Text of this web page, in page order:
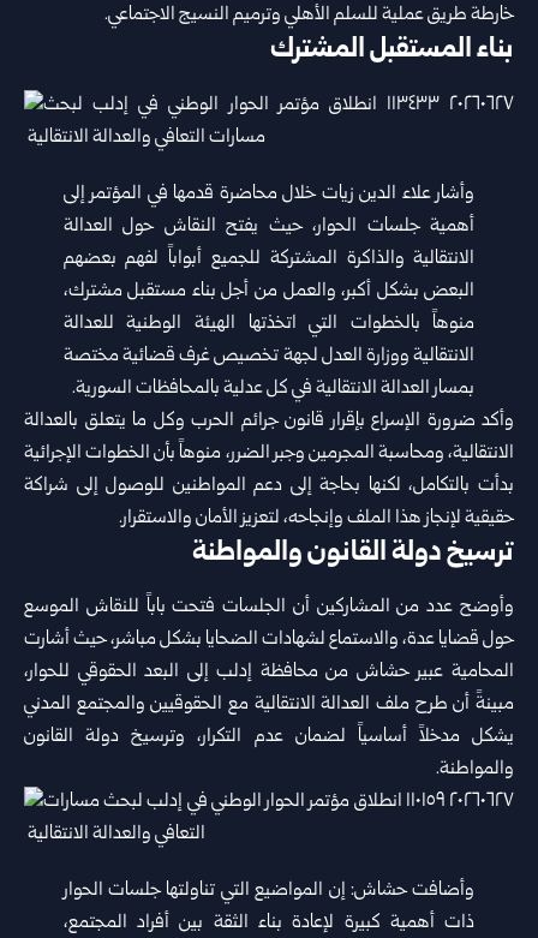
خارطة ‏طريق عملية للسلم الأهلي وترميم النسيج الاجتماعي.‏‏ ‏
بناء المستقبل المشترك
وأشار علاء الدين زيات خلال محاضرة قدمها في المؤتمر إلى
أهمية جلسات ‏الحوار، حيث يفتح النقاش حول العدالة
الانتقالية والذاكرة المشتركة للجميع ‏أبواباً لفهم بعضهم
البعض بشكل أكبر، والعمل من أجل بناء مستقبل مشترك،
‏منوهاً بالخطوات التي اتخذتها الهيئة الوطنية للعدالة
الانتقالية ووزارة العدل ‏لجهة تخصيص غرف قضائية مختصة
بمسار العدالة الانتقالية في كل عدلية ‏بالمحافظات السورية.‏
وأكد ضرورة الإسراع بإقرار قانون جرائم الحرب وكل ما يتعلق بالعدالة
‏الانتقالية، ومحاسبة المجرمين وجبر الضرر، منوهاً بأن الخطوات الإجرائية
‏بدأت بالتكامل، لكنها بحاجة إلى دعم المواطنين للوصول إلى شراكة
حقيقية ‏لإنجاز هذا الملف وإنجاحه، لتعزيز الأمان والاستقرار.‏
ترسيخ دولة القانون والمواطنة
وأوضح عدد من المشاركين أن الجلسات فتحت باباً للنقاش الموسع
حول ‏قضايا عدة، والاستماع لشهادات الضحايا بشكل مباشر، حيث أشارت
‏المحامية عبير حشاش من محافظة إدلب إلى البعد الحقوقي للحوار،
مبينةً ‏أن طرح ملف العدالة الانتقالية مع الحقوقيين والمجتمع المدني
يشكل مدخلاً ‏أساسياً لضمان عدم التكرار، وترسيخ دولة القانون
والمواطنة.‏
وأضافت حشاش: إن المواضيع التي تناولتها جلسات الحوار
ذات أهمية ‏كبيرة لإعادة بناء الثقة بين أفراد المجتمع،